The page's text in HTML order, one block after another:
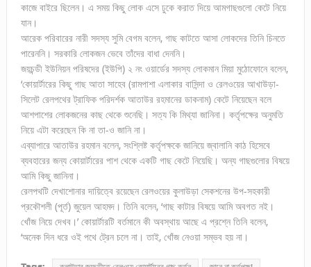
কাজে বাইরে ছিলেন। এ সময় কিছু লোক এসে ঢুকে করাত দিয়ে আমগাছগুলো কেটে নিয়ে
যান।
আরেক পরিবারের নারী সদস্য সুমি বেগম বলেন, গাছ কাটতে আসা লোকদের তিনি চিনতে
পারেননি। সরকারি লোকজন ভেবে তাঁদের বাধা দেননি।
জয়চন্ডী ইউনিয়ন পরিষদের (ইউপি) ২ নং ওয়ার্ডের সদস্য লোকমান মিয়া মুঠোফোনে বলেন,
‘কোয়ার্টারের কিছু গাছ আতা সাহেব (রামপাশা এলাকার বাসিন্দা ও রেলওয়ের আখাউড়া-
সিলেট রেলপথের ট্রাফিক পরিদর্শক আতাউর রহমানের ডাকনাম) কেটে নিয়েছেন বলে
আশপাশের লোকজনের কাছ থেকে শুনেছি। সত্য কি মিথ্যা জানিনা। কর্তৃপক্ষের অনুমতি
নিয়ে এটা করেছেন কি না তা-ও জানি না।
এব্যাপারে আতাউর রহমান বলেন, সংশ্লিষ্ট কর্তৃপক্ষকে জানিয়ে জ্বালানি কাঠ হিসেবে
ব্যবহারের জন্য কোয়ার্টারের পাশ থেকে একটি গাছ কেটে নিয়েছি। অন্য গাছগুলোর বিষয়ে
আমি কিছু জানিনা।
রেলপথটি দেখাশোনার দায়িত্বে রয়েছেন রেলওয়ের কুলাউড়া সেকশনের উপ-সহকারী
প্রকৌশলী (পূর্ত) জুয়েল আহমদ। তিনি বলেন, ‘গাছ কাটার বিষয়ে আমি অবগত নই।
খোঁজ নিয়ে দেখব।’ কোয়ার্টারটি বর্তমানে কী অবস্থায় আছে এ প্রশ্নে তিনি বলেন,
‘অনেক দিন ধরে ওই পথে ট্রেন চলে না। তাই, খোঁজ নেওয়া সম্ভব হয় না।